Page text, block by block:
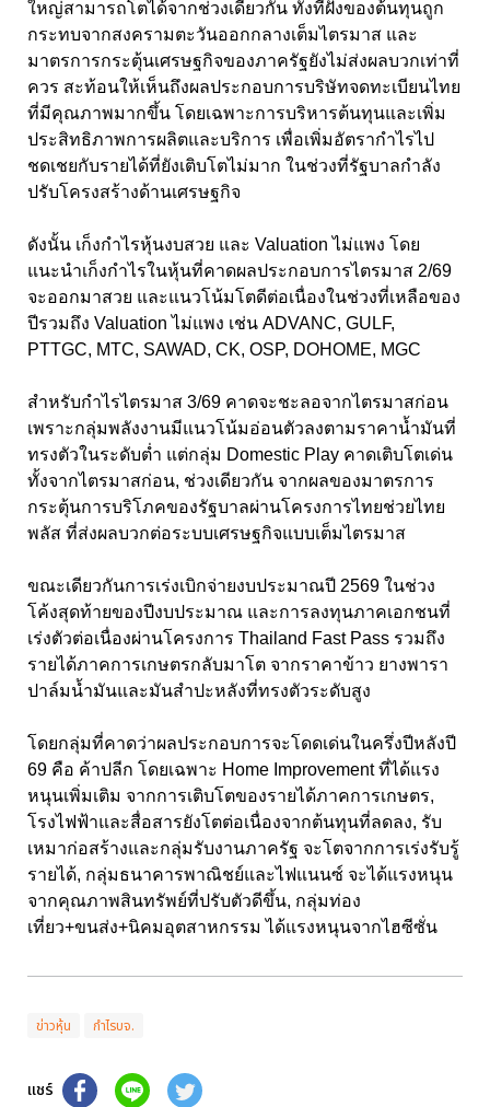
ใหญ่สามารถโตได้จากช่วงเดียวกัน ทั้งที่ฝั่งของต้นทุนถูก
กระทบจากสงครามตะวันออกกลางเต็มไตรมาส และ
มาตรการกระตุ้นเศรษฐกิจของภาครัฐยังไม่ส่งผลบวกเท่าที่
ควร สะท้อนให้เห็นถึงผลประกอบการบริษัทจดทะเบียนไทย
ที่มีคุณภาพมากขึ้น โดยเฉพาะการบริหารต้นทุนและเพิ่ม
ประสิทธิภาพการผลิตและบริการ เพื่อเพิ่มอัตรากำไรไป
ชดเชยกับรายได้ที่ยังเติบโตไม่มาก ในช่วงที่รัฐบาลกำลัง
ปรับโครงสร้างด้านเศรษฐกิจ
ดังนั้น เก็งกำไรหุ้นงบสวย และ Valuation ไม่แพง โดย
แนะนำเก็งกำไรในหุ้นที่คาดผลประกอบการไตรมาส 2/69
จะออกมาสวย และแนวโน้มโตดีต่อเนื่องในช่วงที่เหลือของ
ปีรวมถึง Valuation ไม่แพง เช่น ADVANC, GULF,
PTTGC, MTC, SAWAD, CK, OSP, DOHOME, MGC
สำหรับกำไรไตรมาส 3/69 คาดจะชะลอจากไตรมาสก่อน
เพราะกลุ่มพลังงานมีแนวโน้มอ่อนตัวลงตามราคาน้ำมันที่
ทรงตัวในระดับต่ำ แต่กลุ่ม Domestic Play คาดเติบโตเด่น
ทั้งจากไตรมาสก่อน, ช่วงเดียวกัน จากผลของมาตรการ
กระตุ้นการบริโภคของรัฐบาลผ่านโครงการไทยช่วยไทย
พลัส ที่ส่งผลบวกต่อระบบเศรษฐกิจแบบเต็มไตรมาส
ขณะเดียวกันการเร่งเบิกจ่ายงบประมาณปี 2569 ในช่วง
โค้งสุดท้ายของปีงบประมาณ และการลงทุนภาคเอกชนที่
เร่งตัวต่อเนื่องผ่านโครงการ Thailand Fast Pass รวมถึง
รายได้ภาคการเกษตรกลับมาโต จากราคาข้าว ยางพารา
ปาล์มน้ำมันและมันสำปะหลังที่ทรงตัวระดับสูง
โดยกลุ่มที่คาดว่าผลประกอบการจะโดดเด่นในครึ่งปีหลังปี
69 คือ ค้าปลีก โดยเฉพาะ Home Improvement ที่ได้แรง
หนุนเพิ่มเติม จากการเติบโตของรายได้ภาคการเกษตร,
โรงไฟฟ้าและสื่อสารยังโตต่อเนื่องจากต้นทุนที่ลดลง, รับ
เหมาก่อสร้างและกลุ่มรับงานภาครัฐ จะโตจากการเร่งรับรู้
รายได้, กลุ่มธนาคารพาณิชย์และไฟแนนซ์ จะได้แรงหนุน
จากคุณภาพสินทรัพย์ที่ปรับตัวดีขึ้น, กลุ่มท่อง
เที่ยว+ขนส่ง+นิคมอุตสาหกรรม ได้แรงหนุนจากไฮซีซั่น
ข่าวหุ้น กำไรบจ.
แชร์